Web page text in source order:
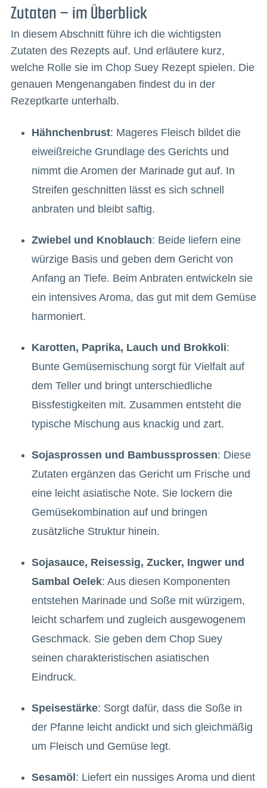
Zutaten – im Überblick
In diesem Abschnitt führe ich die wichtigsten
Zutaten des Rezepts auf. Und erläutere kurz,
welche Rolle sie im Chop Suey Rezept spielen. Die
genauen Mengenangaben findest du in der
Rezeptkarte unterhalb.
Hähnchenbrust: Mageres Fleisch bildet die
eiweißreiche Grundlage des Gerichts und
nimmt die Aromen der Marinade gut auf. In
Streifen geschnitten lässt es sich schnell
anbraten und bleibt saftig.
Zwiebel und Knoblauch: Beide liefern eine
würzige Basis und geben dem Gericht von
Anfang an Tiefe. Beim Anbraten entwickeln sie
ein intensives Aroma, das gut mit dem Gemüse
harmoniert.
Karotten, Paprika, Lauch und Brokkoli:
Bunte Gemüsemischung sorgt für Vielfalt auf
dem Teller und bringt unterschiedliche
Bissfestigkeiten mit. Zusammen entsteht die
typische Mischung aus knackig und zart.
Sojasprossen und Bambussprossen: Diese
Zutaten ergänzen das Gericht um Frische und
eine leicht asiatische Note. Sie lockern die
Gemüsekombination auf und bringen
zusätzliche Struktur hinein.
Sojasauce, Reisessig, Zucker, Ingwer und
Sambal Oelek: Aus diesen Komponenten
entstehen Marinade und Soße mit würzigem,
leicht scharfem und zugleich ausgewogenem
Geschmack. Sie geben dem Chop Suey
seinen charakteristischen asiatischen
Eindruck.
Speisestärke: Sorgt dafür, dass die Soße in
der Pfanne leicht andickt und sich gleichmäßig
um Fleisch und Gemüse legt.
Sesamöl: Liefert ein nussiges Aroma und dient